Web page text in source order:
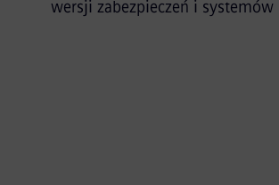
wersji zabezpieczeń i systemów